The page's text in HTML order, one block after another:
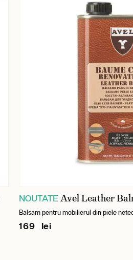
NOUTATEAvel Leather
Balsam pentru mobilierul din piele
169 lei